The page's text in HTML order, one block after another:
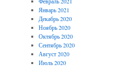
Январь 2021
Декабрь 2020
Ноябрь 2020
Октябрь 2020
Сентябрь 2020
Август 2020
Июль 2020